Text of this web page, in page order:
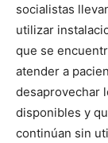
socialistas
utilizar
que se
atender a
desaprovechar
disponibles y
continúan sin